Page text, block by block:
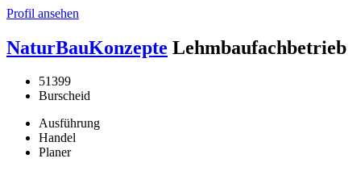
Profil ansehen
NaturBauKonzepte Lehmbaufachbetrieb
51399
Burscheid
Ausführung
Handel
Planer